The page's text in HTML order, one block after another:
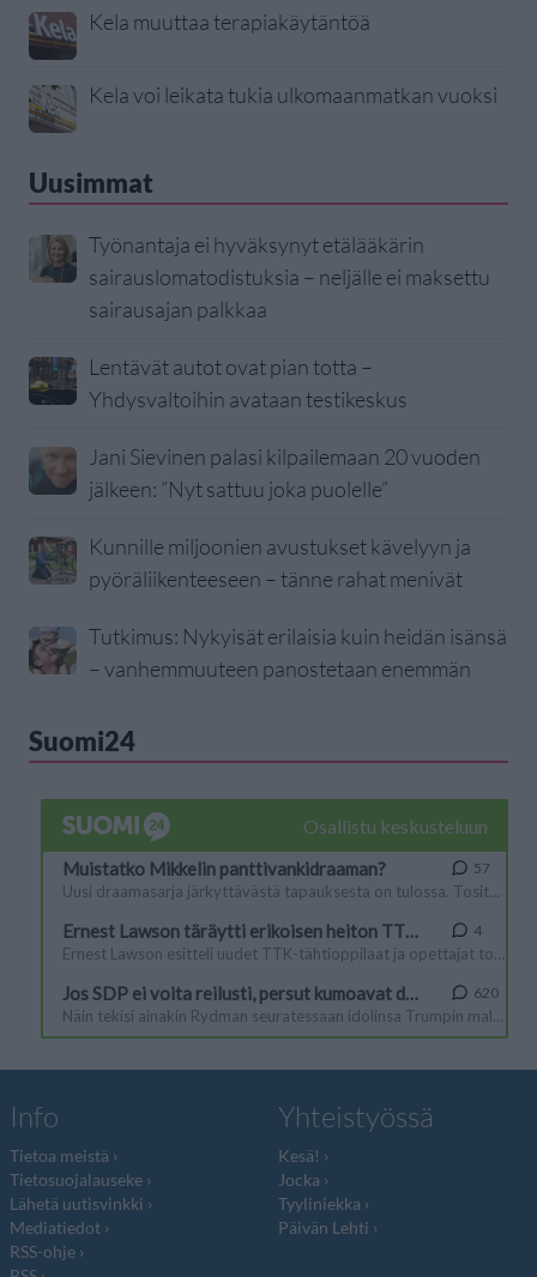
Kela muuttaa terapiakäytäntöä
Kela voi leikata tukia ulkomaanmatkan vuoksi
Uusimmat
Työnantaja ei hyväksynyt etälääkärin
sairauslomatodistuksia – neljälle ei maksettu
sairausajan palkkaa
Lentävät autot ovat pian totta –
Yhdysvaltoihin avataan testikeskus
Jani Sievinen palasi kilpailemaan 20 vuoden
jälkeen: ”Nyt sattuu joka puolelle”
Kunnille miljoonien avustukset kävelyyn ja
pyöräliikenteeseen – tänne rahat menivät
Tutkimus: Nykyisät erilaisia kuin heidän isänsä
– vanhemmuuteen panostetaan enemmän
Suomi24
Info
Tietoa meistä
Tietosuojalauseke
Lähetä uutisvinkki
Mediatiedot
RSS-ohje
Yhteistyössä
Kesä!
Jocka
Tyyliniekka
Päivän Lehti